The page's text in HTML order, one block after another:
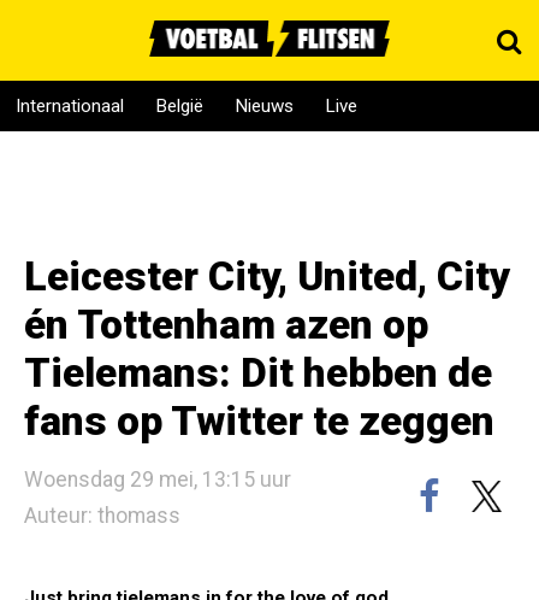
Internationaal België Nieuws Live
Leicester City, United, City
én Tottenham azen op
Tielemans: Dit hebben de
fans op Twitter te zeggen
Woensdag 29 mei, 13:15 uur
Auteur: thomass